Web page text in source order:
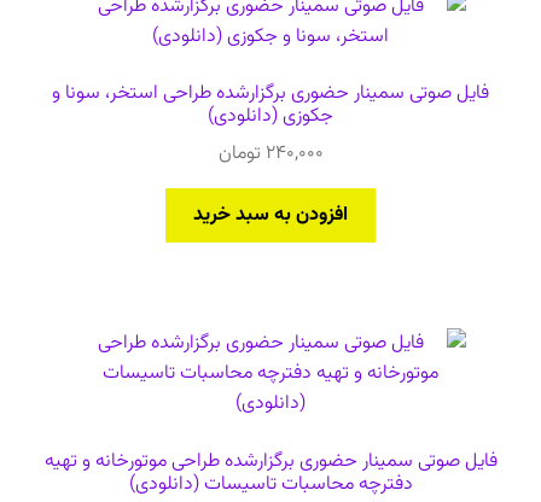
ارتباط از طریق پیام‌رسان‌ها: 09373443975
جدیدترین
فایل صوتی سمینار حضوری برگزارشده طراحی استخر، سونا و
جکوزی (دانلودی)
240,000 تومان
افزودن به سبد خرید
فایل صوتی سمینار حضوری برگزارشده طراحی موتورخانه و تهیه
دفترچه محاسبات تاسیسات (دانلودی)